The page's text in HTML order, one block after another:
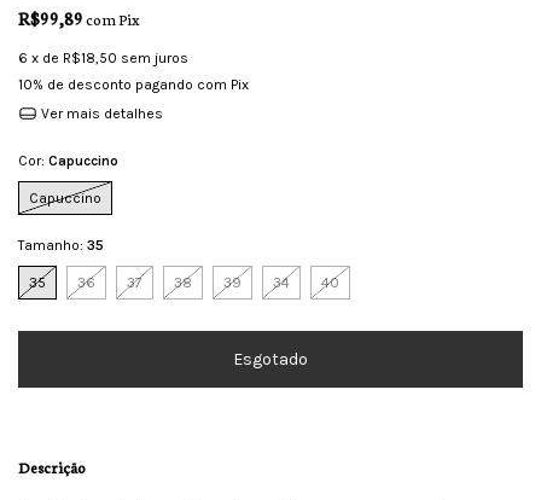
R$99,89comPix
6 x de R$18,50 sem juros
10% de desconto pagando com Pix
Ver mais detalhes
Cor: Capuccino
Capuccino
Tamanho: 35
35 36 37 38 39 34 40
Descrição